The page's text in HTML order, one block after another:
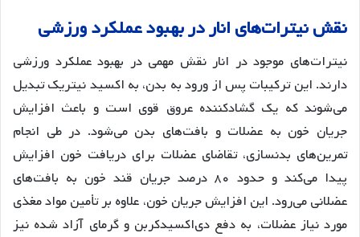
نقش نیترات‌های انار در بهبود عملکرد ورزشی
نیترات‌های موجود در انار نقش مهمی در بهبود عملکرد ورزشی
دارند. این ترکیبات پس از ورود به بدن، به اکسید نیتریک تبدیل
می‌شوند که یک گشادکننده عروق قوی است و باعث افزایش
جریان خون به عضلات و بافت‌های بدن می‌شود. در طی انجام
تمرین‌های بدنسازی، تقاضای عضلات برای دریافت خون افزایش
پیدا می‌کند و حدود ۸۰ درصد جریان قند خون به بافت‌های
عضلانی می‌رود. این افزایش جریان خون، علاوه بر تأمین مواد مغذی
مورد نیاز عضلات، به دفع دی‌اکسیدکربن و گرمای آزاد شده نیز